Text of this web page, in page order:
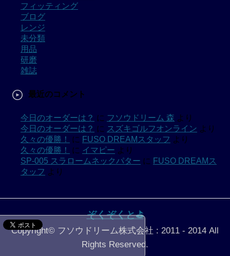
フィッティング
ブログ
レンジ
未分類
用品
研磨
雑誌
最近のコメント
今日のオーダーは？ に フソウドリーム 森 より
今日のオーダーは？ に スズキゴルフオンライン より
久々の優勝！
に FUSO DREAMスタッフ より
久々の優勝！
に イマピー より
SP-005 スラロームネックパター に FUSO DREAMス
タッフ より
ぞくぞくと⛳️
Copyright© フソウドリーム株式会社 : 2011 - 2014 All
Rights Reserved.